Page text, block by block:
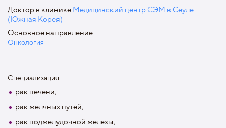
Доктор в клинике Медицинский центр СЭМ в Сеуле
(Южная Корея)
Основное направление
Онкология
Специализация:
рак печени;
рак желчных путей;
рак поджелудочной железы;